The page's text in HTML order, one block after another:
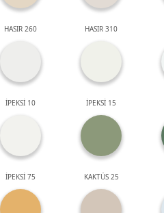
HASIR 260 HASIR 310
İPEKSİ 10 İPEKSİ 15
İPEKSİ 75 KAKTÜS 25